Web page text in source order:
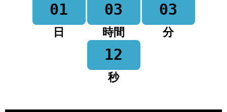
01
日
03
時間
03
分
12
秒